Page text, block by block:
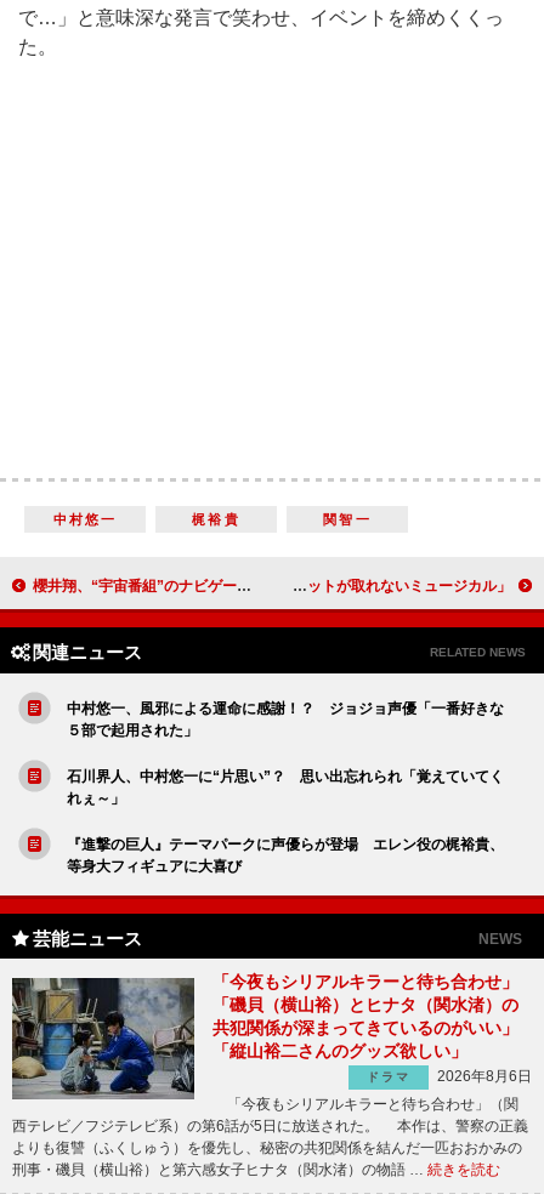
で…」と意味深な発言で笑わせ、イベントを締めくくっ
た。
中村悠一 梶裕貴 関智一
櫻井翔、“宇宙番組”のナビゲーターに 「研究者の方々が宇宙と向き合う気持ち、知りたい」 山崎育三郎主演の「プリシラ」が再演 「今一番チケットが取れないミュージカル」
関連ニュース RELATED NEWS
中村悠一、風邪による運命に感謝！？ ジョジョ声優「一番好きな
５部で起用された」
石川界人、中村悠一に“片思い”？ 思い出忘れられ「覚えていてく
れぇ～」
『進撃の巨人』テーマパークに声優らが登場 エレン役の梶裕貴、
等身大フィギュアに大喜び
芸能ニュース NEWS
「今夜もシリアルキラーと待ち合わせ」
「磯貝（横山裕）とヒナタ（関水渚）の
共犯関係が深まってきているのがいい」
「縦山裕二さんのグッズ欲しい」
ドラマ
2026年8月6日
「今夜もシリアルキラーと待ち合わせ」（関
西テレビ／フジテレビ系）の第6話が5日に放送された。 本作は、警察の正義
よりも復讐（ふくしゅう）を優先し、秘密の共犯関係を結んだ一匹おおかみの
刑事・磯貝（横山裕）と第六感女子ヒナタ（関水渚）の物語 … 続きを読む